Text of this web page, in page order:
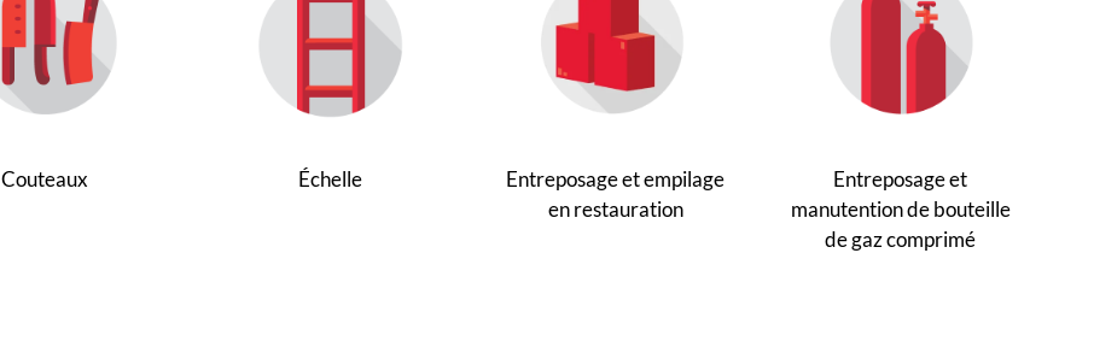
Couteaux Échelle
Entreposage et empilage
en restauration
Entreposage et
manutention de bouteille
de gaz comprimé